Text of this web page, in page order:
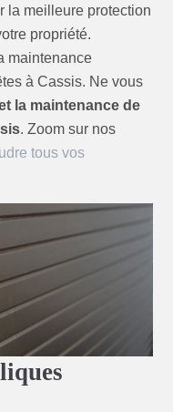
la meilleure protection
propriété.
maintenance
à Cassis. Ne vous
la maintenance de
. Zoom sur nos
tous vos